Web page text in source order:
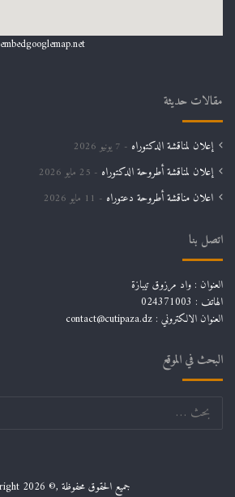
embedgooglemap.net
مقالات حديثة
إعلان لمناقشة الدكتوراه 7 يونيو 2026
إعلان لمناقشة أطروحة الدكتوراه 25 مايو 2026
اعلان مناقشة أطروحة دعتوراه 11 مايو 2026
اتصل بنا
العنوان : واد مرزوق تيبازة
الهاتف : 024371003
العنوان الالكتروني : contact@cutipaza.dz
البحث في الموقع
جميع الحقوق محفوظة ,© Copyright 2026